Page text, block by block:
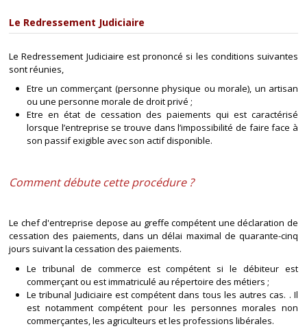
Le Redressement Judiciaire
Le Redressement Judiciaire est prononcé si les conditions suivantes
sont réunies,
Etre un commerçant (personne physique ou morale), un artisan
ou une personne morale de droit privé ;
Etre en état de cessation des paiements qui est caractérisé
lorsque l’entreprise se trouve dans l’impossibilité de faire face à
son passif exigible avec son actif disponible.
Comment débute cette procédure ?
Le chef d'entreprise depose au greffe compétent une déclaration de
cessation des paiements, dans un délai maximal de quarante-cinq
jours suivant la cessation des paiements.
Le tribunal de commerce est compétent si le débiteur est
commerçant ou est immatriculé au répertoire des métiers ;
Le tribunal Judiciaire est compétent dans tous les autres cas. . Il
est notamment compétent pour les personnes morales non
commerçantes, les agriculteurs et les professions libérales.